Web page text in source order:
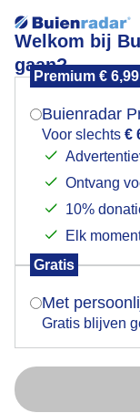
Welkom bij
gaan?
Premium €
Buienradar
Voor slechts €
Ontvang
10%
Elk
Gratis
Met
Gratis blijven
Zon/wolken/
Mogen we
Indien je hier
verschijnt er
Is